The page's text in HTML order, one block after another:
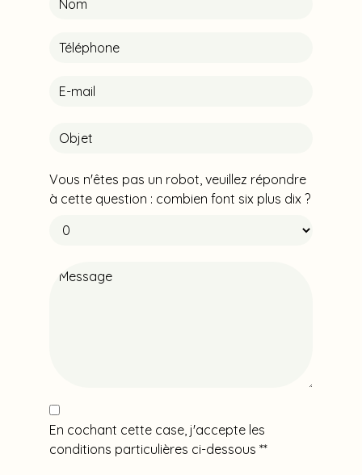
Vous n'êtes pas un robot, veuillez répondre
à cette question : combien font six plus dix ?
En cochant cette case, j'accepte les
conditions particulières ci-dessous **